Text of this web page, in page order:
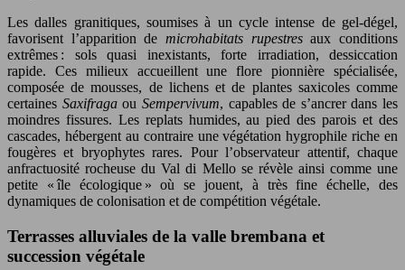
Les dalles granitiques, soumises à un cycle intense de gel-dégel,
favorisent l’apparition de microhabitats rupestresaux conditions
extrêmes : sols quasi inexistants, forte irradiation, dessiccation
rapide. Ces milieux accueillent une flore pionnière spécialisée,
composée de mousses, de lichens et de plantes saxicoles comme
certaines Saxifragaou Sempervivum, capables de s’ancrer dans les
moindres fissures. Les replats humides, au pied des parois et des
cascades, hébergent au contraire une végétation hygrophile riche en
fougères et bryophytes rares. Pour l’observateur attentif, chaque
anfractuosité rocheuse du Val di Mello se révèle ainsi comme une
petite « île écologique » où se jouent, à très fine échelle, des
dynamiques de colonisation et de compétition végétale.
Terrasses alluviales de la valle brembana et
succession végétale